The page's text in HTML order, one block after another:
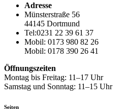
Adresse
Münsterstraße 56
44145 Dortmund
Tel:0231 22 39 61 37
Mobil: 0173 980 82 26
Mobil: 0178 390 26 41
Öffnungszeiten
Montag bis Freitag: 11–17 Uhr
Samstag und Sonntag: 11–15 Uhr
Seiten